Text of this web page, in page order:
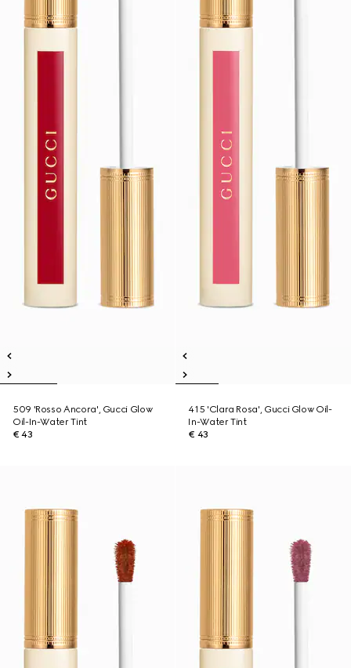
509 'Rosso Ancora', Gucci Glow
Oil-In-Water Tint
€ 43
415 'Clara Rosa', Gucci Glow Oil-
In-Water Tint
€ 43